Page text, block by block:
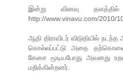
இன்று வினவு
http://www.vinavu.com/2010/
ஆதி திராவிடர் விடுதியில்
கொல்லப்பட்டு அதை
கேசை மூடியபோது அவனது
மறிக்கின்றனர்.